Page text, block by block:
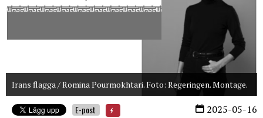
Irans flagga / Romina Pourmokhtari. Foto: Regeringen. Montage.
2025-05-16
E-post